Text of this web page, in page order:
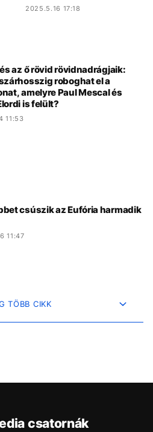
2025.5.16 17:18
az ő rövid rövidnadrágjaik:
roboghat el a
amelyre Paul Mescal és
is felült?
11:53
csúszik az Eufória harmadik
11:47
TÖBB CIKK
csatornák